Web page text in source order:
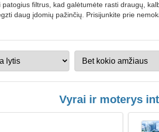
filtrus, kad galėtumėte rasti draugų,
daug įdomių pažinčių. Prisijunkite prie
Vyrai ir moterys